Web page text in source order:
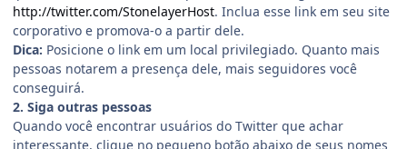
http://twitter.com/StonelayerHost. Inclua esse link em seu site
corporativo e promova-o a partir dele.
Dica: Posicione o link em um local privilegiado. Quanto mais
pessoas notarem a presença dele, mais seguidores você
conseguirá.
2. Siga outras pessoas
Quando você encontrar usuários do Twitter que achar
interessante, clique no pequeno botão abaixo de seus nomes